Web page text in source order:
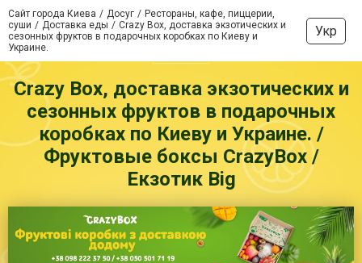
Сайт города Киева Досуг
Рестораны, кафе, пиццерии,
суши
Доставка еды
Crazy Box, доставка экзотических и
сезонных фруктов в подарочных коробках по Киеву и
Украине.
Укр
Crazy Box, доставка экзотических и
сезонных фруктов в подарочных
коробках по Киеву и Украине. /
Фруктовые боксы CrazyBox /
Екзотик Big